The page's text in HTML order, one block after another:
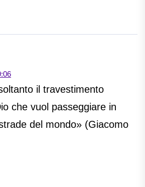
il travestimento
che vuol passeggiare in
del mondo» (Giacomo